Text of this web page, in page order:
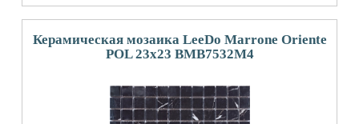
Керамическая мозаика LeeDo Marrone Oriente
POL 23x23 BMB7532M4